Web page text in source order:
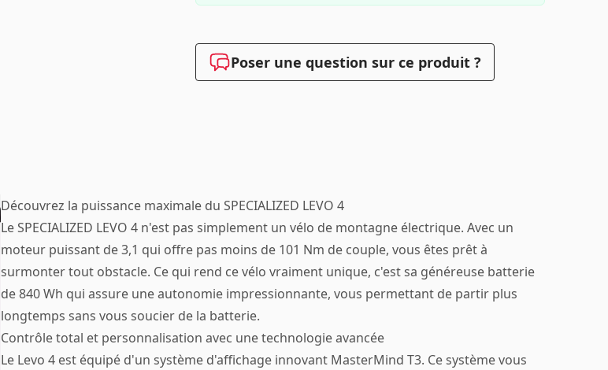
Poser une question sur ce produit ?
Découvrez la puissance maximale du SPECIALIZED LEVO 4
Le SPECIALIZED LEVO 4 n'est pas simplement un vélo de montagne électrique. Avec un
moteur puissant de 3,1 qui offre pas moins de 101 Nm de couple, vous êtes prêt à
surmonter tout obstacle. Ce qui rend ce vélo vraiment unique, c'est sa généreuse batterie
de 840 Wh qui assure une autonomie impressionnante, vous permettant de partir plus
longtemps sans vous soucier de la batterie.
Contrôle total et personnalisation avec une technologie avancée
Le Levo 4 est équipé d'un système d'affichage innovant MasterMind T3. Ce système vous